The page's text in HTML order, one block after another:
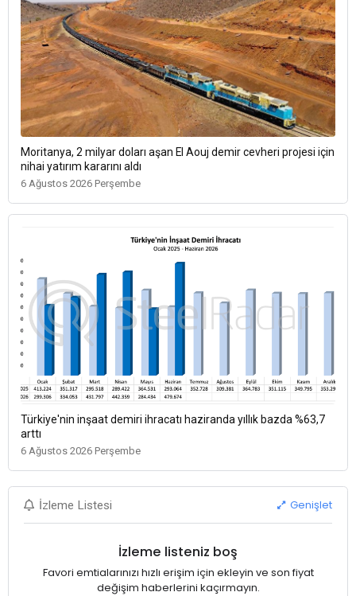
Moritanya, 2 milyar doları aşan El Aouj demir cevheri projesi için
nihai yatırım kararını aldı
6 Ağustos 2026 Perşembe
Türkiye'nin inşaat demiri ihracatı haziranda yıllık bazda %63,7
arttı
6 Ağustos 2026 Perşembe
İzleme Listesi Genişlet
İzleme listeniz boş
Favori emtialarınızı hızlı erişim için ekleyin ve son fiyat
değişim haberlerini kaçırmayın.